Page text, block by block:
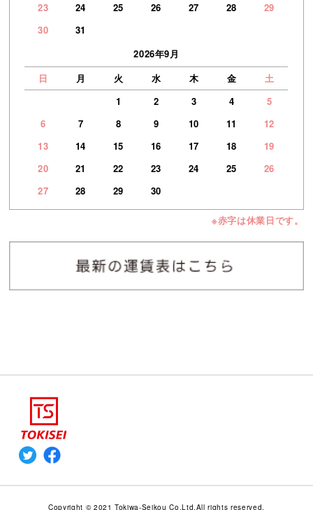
23
24 25 26 27 28
29
30
31
2026年9月
日
月 火 水 木 金
土
1
2 3 4
5
6
7 8 9 10 11
12
13
14 15 16 17 18
19
20
21 22 23 24 25
26
27
28 29 30
※赤字は休業日です。
Copyright © 2021 Tokiwa-Seikou Co,Ltd.All rights reserved.